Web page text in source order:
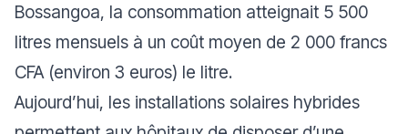
Bossangoa, la consommation atteignait 5 500
litres mensuels à un coût moyen de 2 000 francs
CFA (environ 3 euros) le litre.
Aujourd’hui, les installations solaires hybrides